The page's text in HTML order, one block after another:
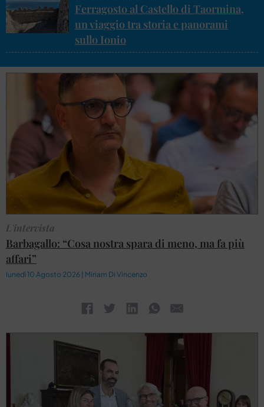
Ferragosto al Castello di Taormina,
un viaggio tra storia e panorami
sullo Ionio
L'intervista
Barbagallo: “Cosa nostra spara di meno, ma fa più
affari”
lunedì 10 Agosto 2026 | Miriam Di Vincenzo